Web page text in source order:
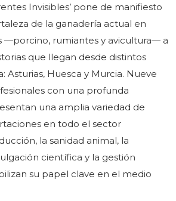
Invisibles’ pone de manifiesto
de la ganadería actual en
—porcino, rumiantes y avicultura— a
que llegan desde distintos
Asturias, Huesca y Murcia. Nueve
con una profunda
una amplia variedad de
en todo el sector
la sanidad animal, la
científica y la gestión
su papel clave en el medio